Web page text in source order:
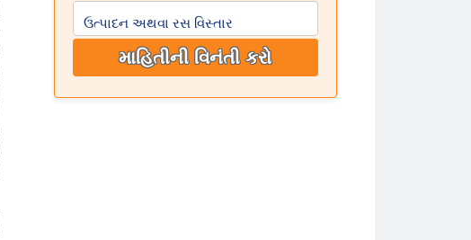
ઉત્પાદન અથવા રસ વિસ્તાર
માહિતીની વિનંતી કરો